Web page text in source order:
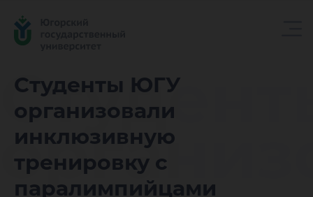
Студенты ЮГУ
организовали
инклюзивную
тренировку с
паралимпийцами